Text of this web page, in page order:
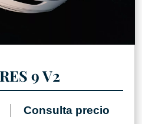
9 V2
Consulta precio